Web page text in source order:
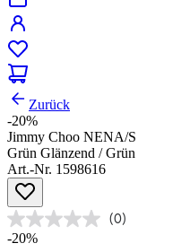
Zurück
-20%
Jimmy Choo NENA/S
Grün Glänzend / Grün
Art.-Nr. 1598616
(0)
-20%